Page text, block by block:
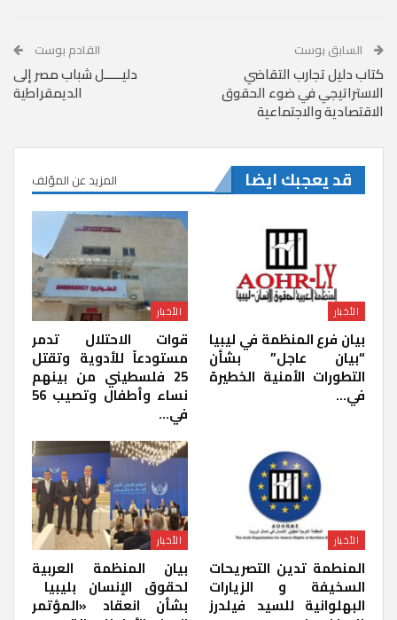
السابق بوست
كتاب دليل تجارب التقاضي
الاستراتيجي في ضوء الحقوق
الاقتصادية والاجتماعية
القادم بوست
دليـــــل شباب مصر إلى
الديمقراطية
قد يعجبك ايضا المزيد عن المؤلف
الأخبار
بيان فرع المنظمة في ليبيا
“بيان عاجل” بشأن
التطورات الأمنية الخطيرة
في…
الأخبار
قوات الاحتلال تدمر
مستودعاً للأدوية وتقتل
25 فلسطيني من بينهم
نساء وأطفال وتصيب 56
في…
الأخبار
المنطمة تدين التصريحات
السخيفة و الزيارات
البهلوانية للسيد فيلدرز
الأخبار
بيان المنظمة العربية
لحقوق الإنسان بليبيا ​
بشأن انعقاد «المؤتمر